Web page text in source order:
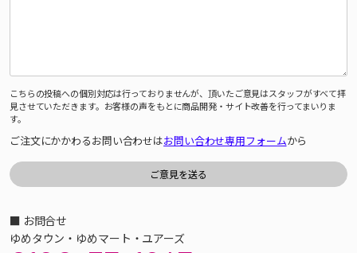
こちらの投稿への個別対応は行っておりませんが、頂いたご意見はスタッフがすべて拝
見させていただきます。お客様の声をもとに商品開発・サイト改善を行ってまいりま
す。
ご注文にかかわるお問い合わせはお問い合わせ専用フォームから
■ お問合せ
ゆめタウン・ゆめマート・ユアーズ